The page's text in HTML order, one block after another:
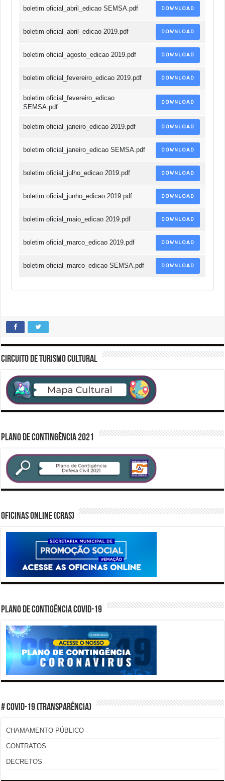
boletim oficial_abril_edicao SEMSA.pdf DOWNLOAD
boletim oficial_abril_edicao 2019.pdf DOWNLOAD
boletim oficial_agosto_edicao 2019.pdf DOWNLOAD
boletim oficial_fevereiro_edicao 2019.pdf DOWNLOAD
boletim oficial_fevereiro_edicao
SEMSA.pdf
DOWNLOAD
boletim oficial_janeiro_edicao 2019.pdf DOWNLOAD
boletim oficial_janeiro_edicao SEMSA.pdf DOWNLOAD
boletim oficial_julho_edicao 2019.pdf DOWNLOAD
boletim oficial_junho_edicao 2019.pdf DOWNLOAD
boletim oficial_maio_edicao 2019.pdf DOWNLOAD
boletim oficial_marco_edicao 2019.pdf DOWNLOAD
boletim oficial_marco_edicao SEMSA.pdf DOWNLOAD
CIRCUITO DE TURISMO CULTURAL
PLANO DE CONTINGÊNCIA 2021
Oficinas Online (CRAS)
PLANO DE CONTIGÊNCIA COVID-19
# COVID-19 (TRANSPARÊNCIA)
CHAMAMENTO PÚBLICO
CONTRATOS
DECRETOS